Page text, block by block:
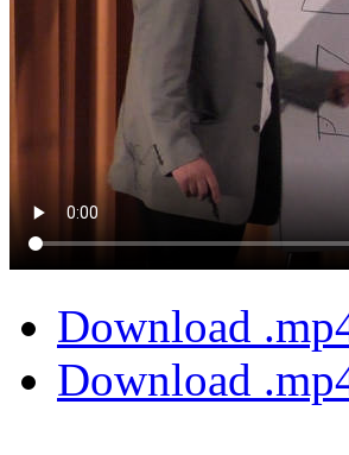
Download
Download